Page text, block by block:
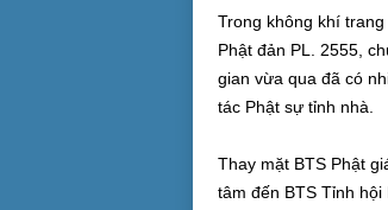
Trong không khí
Phật đản PL. 2555,
gian vừa qua đã có
tác Phật sự tỉnh nhà.
Thay mặt BTS Phật
tâm đến BTS Tỉnh